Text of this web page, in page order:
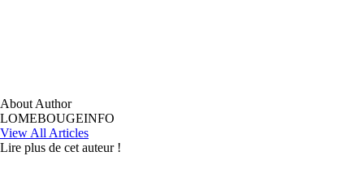
About Author
LOMEBOUGEINFO
View All Articles
Lire plus de cet auteur !